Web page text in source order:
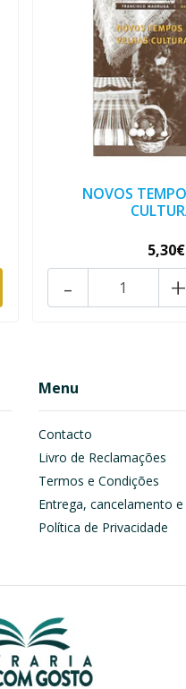
NOVOS
5,30€
+
-
Menu
Contacto
Livro de Reclamações
Termos e Condições
Entrega, cancelamento
Política de Privacidade